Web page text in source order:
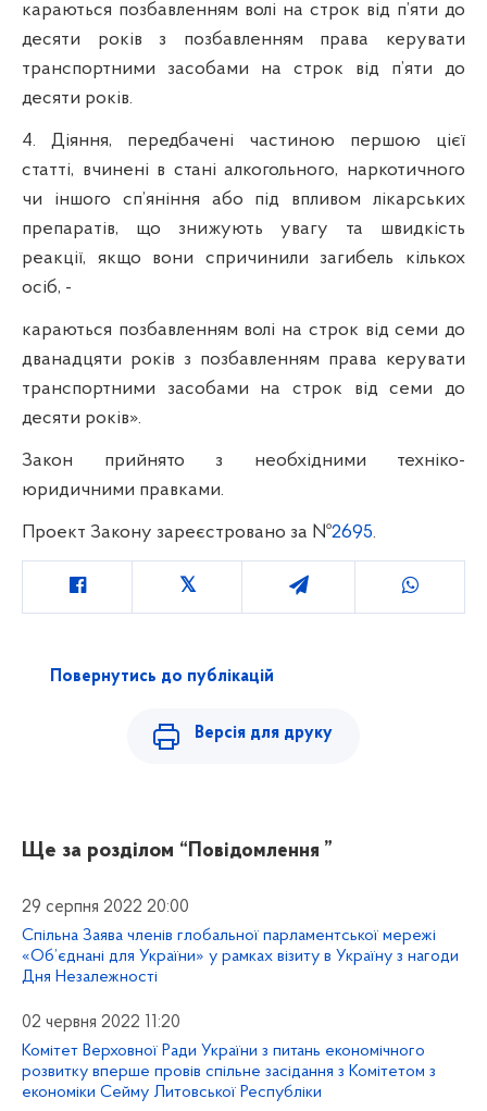
караються позбавленням волі на строк від п’яти до
десяти років з позбавленням права керувати
транспортними засобами на строк від п’яти до
десяти років.
4. Діяння, передбачені частиною першою цієї
статті, вчинені в стані алкогольного, наркотичного
чи іншого сп’яніння або під впливом лікарських
препаратів, що знижують увагу та швидкість
реакції, якщо вони спричинили загибель кількох
осіб, -
караються позбавленням волі на строк від семи до
дванадцяти років з позбавленням права керувати
транспортними засобами на строк від семи до
десяти років».
Закон прийнято з необхідними техніко-
юридичними правками.
Проект Закону зареєстровано за №2695.
Повернутись до публікацій
Версія для друку
Ще за розділом “Повідомлення ”
29 серпня 2022 20:00
Спільна Заява членів глобальної парламентської мережі
«Об’єднані для України» у рамках візиту в Україну з нагоди
Дня Незалежності
02 червня 2022 11:20
Комітет Верховної Ради України з питань економічного
розвитку вперше провів спільне засідання з Комітетом з
економіки Сейму Литовської Республіки